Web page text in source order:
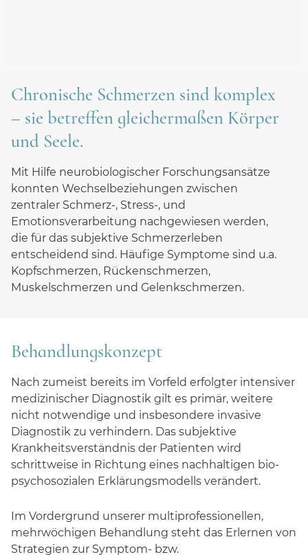
Long und Post Covid
Persönlichkeitsstörungen
Schlafstörungen
Traumafolgestörungen
Zwangserkrankungen
Therapieangebot
Behandlungsschwerpunkte
Fachabteilungen
Behandlungsdauer
Therapieerfolg
Sozialdienst und Nachsorgemanagement
Ambiente
Anmeldung und Kontakt
Für Zuweiser
Chronische Schmerzen sind komplex
– sie betreffen gleichermaßen Körper
und Seele.
Mit Hilfe neurobiologischer Forschungsansätze
konnten Wechselbeziehungen zwischen
zentraler Schmerz-, Stress-, und
Emotionsverarbeitung nachgewiesen werden,
die für das subjektive Schmerzerleben
entscheidend sind. Häufige Symptome sind u.a.
Kopfschmerzen, Rückenschmerzen,
Muskelschmerzen und Gelenkschmerzen.
Behandlungskonzept
Nach zumeist bereits im Vorfeld erfolgter intensiver
medizinischer Diagnostik gilt es primär, weitere
nicht notwendige und insbesondere invasive
Diagnostik zu verhindern. Das subjektive
Krankheitsverständnis der Patienten wird
schrittweise in Richtung eines nachhaltigen bio-
psychosozialen Erklärungsmodells verändert.
Im Vordergrund unserer multiprofessionellen,
mehrwöchigen Behandlung steht das Erlernen von
Strategien zur Symptom- bzw.